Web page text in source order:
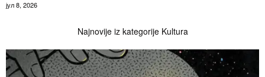
јул 8, 2026
Najnovije iz kategorije Kultura